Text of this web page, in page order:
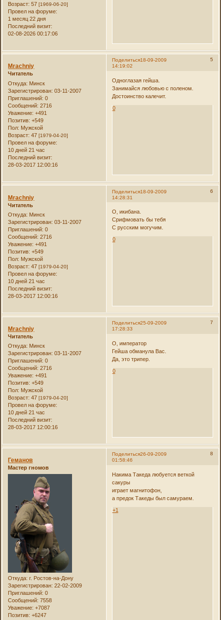
Возраст: 57[1969-06-20]
Провел на форуме:
1 месяц 22 дня
Последний визит:
02-08-2026 00:17:06
Поделиться 5
18-09-2009
14:19:02
Mrachniy
Читатель
Откуда: Минск
Зарегистрирован: 03-11-2007
Приглашений: 0
Сообщений: 2716
Уважение: +491
Позитив: +549
Пол: Мужской
Возраст: 47[1979-04-20]
Провел на форуме:
10 дней 21 час
Последний визит:
28-03-2017 12:00:16
Одноглазая гейша.
Занимайся любовью с поленом.
Достоинство калечит.
0
Поделиться 6
18-09-2009
14:28:31
Mrachniy
Читатель
Откуда: Минск
Зарегистрирован: 03-11-2007
Приглашений: 0
Сообщений: 2716
Уважение: +491
Позитив: +549
Пол: Мужской
Возраст: 47[1979-04-20]
Провел на форуме:
10 дней 21 час
Последний визит:
28-03-2017 12:00:16
О, икибана.
Срифмовать бы тебя
С русским могучим.
0
Поделиться 7
25-09-2009
17:28:33
Mrachniy
Читатель
Откуда: Минск
Зарегистрирован: 03-11-2007
Приглашений: 0
Сообщений: 2716
Уважение: +491
Позитив: +549
Пол: Мужской
Возраст: 47[1979-04-20]
Провел на форуме:
10 дней 21 час
Последний визит:
28-03-2017 12:00:16
О, император
Гейша обманула Вас.
Да, это трипер.
0
Поделиться 8
26-09-2009
01:58:46
Геманов
Мастер гномов
Откуда: г. Ростов-на-Дону
Зарегистрирован: 22-02-2009
Приглашений: 0
Сообщений: 7558
Уважение: +7087
Позитив: +6247
Накима Такеда любуется веткой
сакуры
играет магнитофон,
а предок Такеды был самураем.
+1